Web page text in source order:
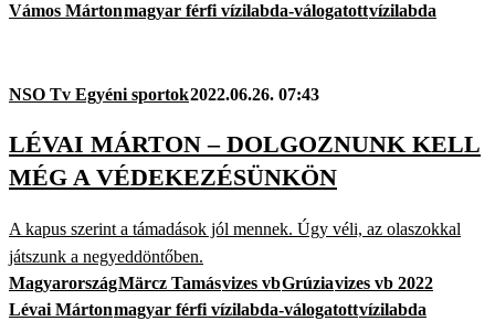
Vámos Mártonmagyar férfi vízilabda-válogatottvízilabda
NSO Tv Egyéni sportok2022.06.26. 07:43
LÉVAI MÁRTON – DOLGOZNUNK KELL
MÉG A VÉDEKEZÉSÜNKÖN
A kapus szerint a támadások jól mennek. Úgy véli, az olaszokkal
játszunk a negyeddöntőben.
MagyarországMärcz Tamásvizes vbGrúziavizes vb 2022
Lévai Mártonmagyar férfi vízilabda-válogatottvízilabda